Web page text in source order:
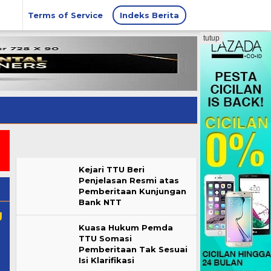
Terms of Service Indeks Berita
tutup
Kejari TTU Beri
Penjelasan Resmi atas
Pemberitaan Kunjungan
Bank NTT
Kuasa Hukum Pemda
TTU Somasi
Pemberitaan Tak Sesuai
Isi Klarifikasi